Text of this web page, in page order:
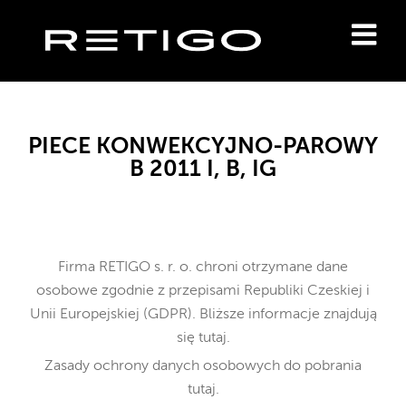
PIECE KONWEKCYJNO-PAROWY
B 2011 I, B, IG
Firma RETIGO s. r. o. chroni otrzymane dane
osobowe zgodnie z przepisami Republiki Czeskiej i
Unii Europejskiej (GDPR). Bliższe informacje znajdują
się tutaj.
Zasady ochrony danych osobowych do pobrania
tutaj.